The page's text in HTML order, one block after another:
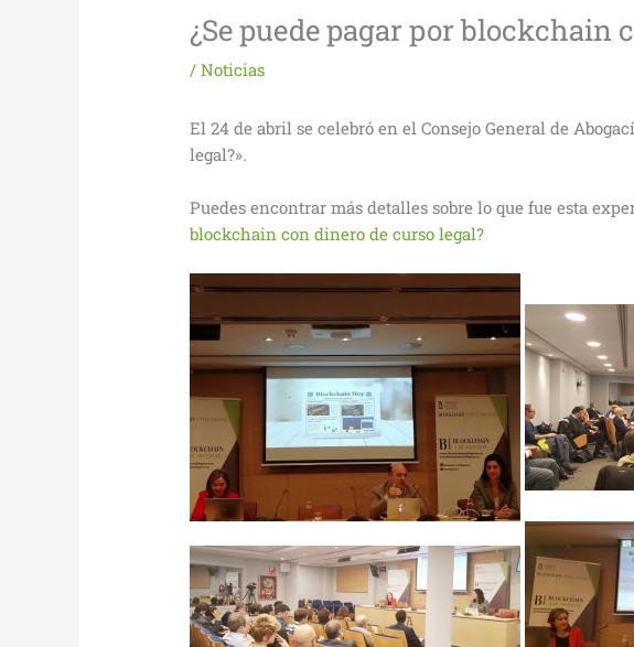
¿Se puede pagar por blockchain
/Noticias
El 24 de abril se celebró en el Consejo General de
legal?».
Puedes encontrar más detalles sobre lo que fue esta
blockchain con dinero de curso legal?